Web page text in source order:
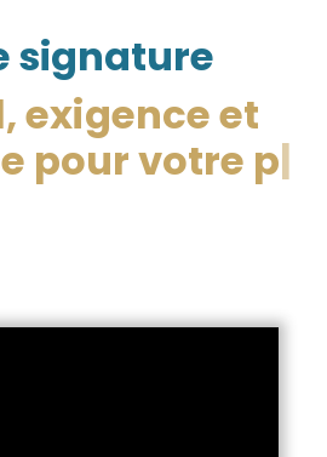
signature
exigence et
pour votre